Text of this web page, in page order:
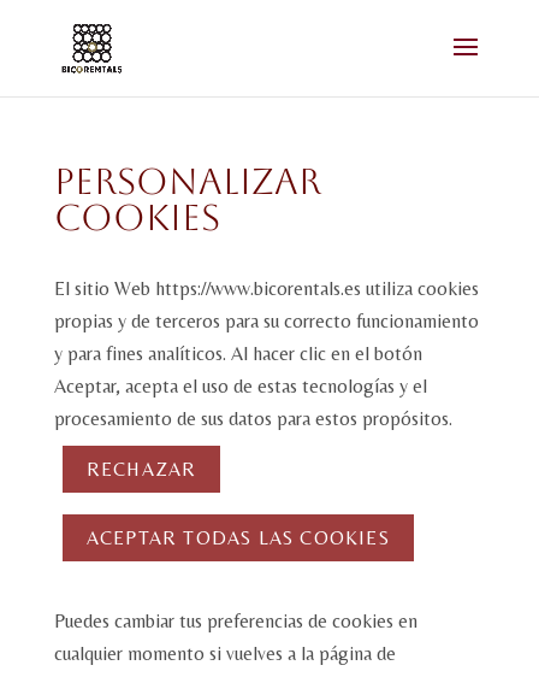
Personalizar
Cookies
El sitio Web https://www.bicorentals.es utiliza cookies
propias y de terceros para su correcto funcionamiento
y para fines analíticos. Al hacer clic en el botón
Aceptar, acepta el uso de estas tecnologías y el
procesamiento de sus datos para estos propósitos.
RECHAZAR
ACEPTAR TODAS LAS COOKIES
Puedes cambiar tus preferencias de cookies en
cualquier momento si vuelves a la página de